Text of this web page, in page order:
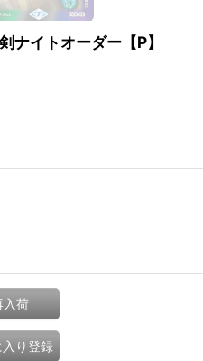
イトオーダー【P】
入荷
入り登録